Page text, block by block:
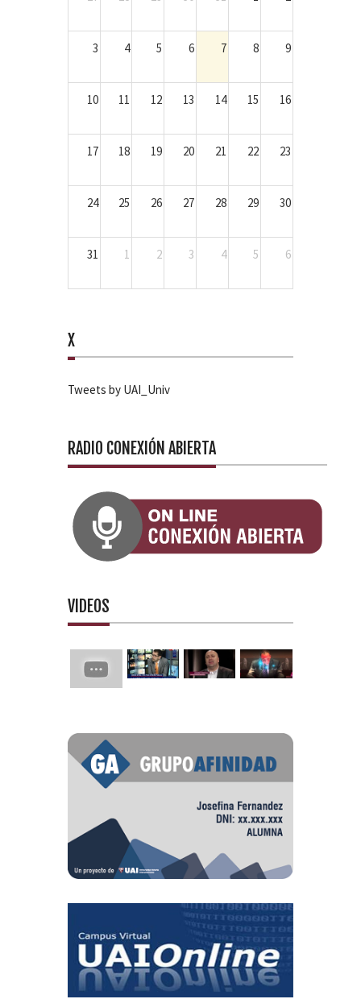
3 4 5 6 7 8 9
10 11 12 13 14 15 16
17 18 19 20 21 22 23
24 25 26 27 28 29 30
31 1 2 3 4 5 6
X
Tweets by UAI_Univ
RADIO CONEXIÓN ABIERTA
VIDEOS